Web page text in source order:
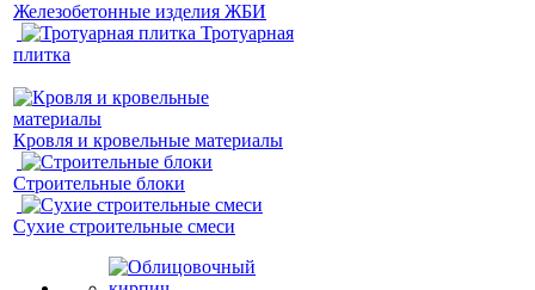
Железобетонные изделия ЖБИ
Тротуарная
плитка
Кровля и кровельные материалы
Строительные блоки
Сухие строительные смеси